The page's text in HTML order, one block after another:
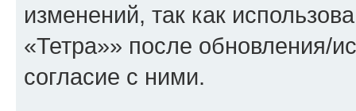
изменений, так как
«Тетра»» после обновления/
согласие с ними.